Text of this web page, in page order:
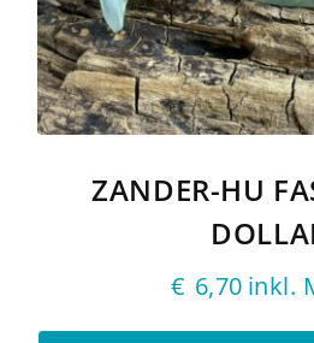
ZANDER-HU
€ 6,70 inkl.